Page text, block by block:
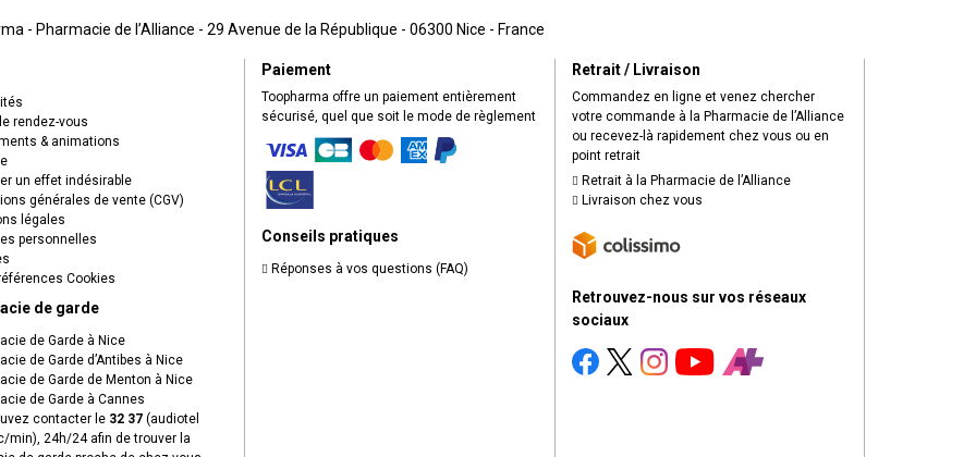
- Pharmacie de l’Alliance - 29 Avenue de la République - 06300 Nice - France
rendez-vous
& animations
un effet indésirable
générales de vente (CGV)
légales
personnelles
Cookies
de garde
de Garde à Nice
de Garde d’Antibes à Nice
de Garde de Menton à Nice
de Garde à Cannes
contacter le 32 37 (audiotel
min), 24h/24 afin de trouver la
Paiement
Toopharma offre un paiement entièrement
sécurisé, quel que soit le mode de règlement
Conseils pratiques
Réponses à vos questions (FAQ)
Retrait / Livraison
Commandez en ligne et venez chercher
votre commande à la Pharmacie de l’Alliance
ou recevez-là rapidement chez vous ou en
point retrait
Retrait à la Pharmacie de l’Alliance
Livraison chez vous
Retrouvez-nous sur vos réseaux
sociaux